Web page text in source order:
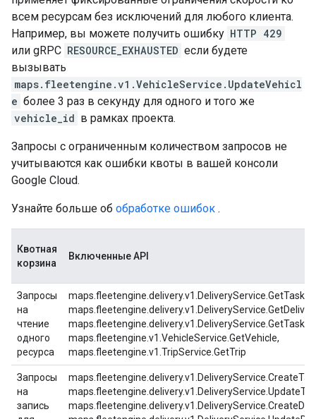
всем ресурсам без исключений для любого клиента.
Например, вы можете получить ошибку HTTP 429
или gRPC RESOURCE_EXHAUSTED если будете
вызывать
maps.fleetengine.v1.VehicleService.UpdateVehicl
e более 3 раз в секунду для одного и того же
vehicle_id в рамках проекта.
Запросы с ограниченным количеством запросов не
учитываются как ошибки квоты в вашей консоли
Google Cloud.
Узнайте больше об обработке ошибок .
Квотная
корзина
Включенные API
Запросы
на
чтение
одного
ресурса
maps.fleetengine.delivery.v1.DeliveryService.GetTask,
maps.fleetengine.v1.VehicleService.GetVehicle,
maps.fleetengine.v1.TripService.GetTrip
Запросы
на
запись